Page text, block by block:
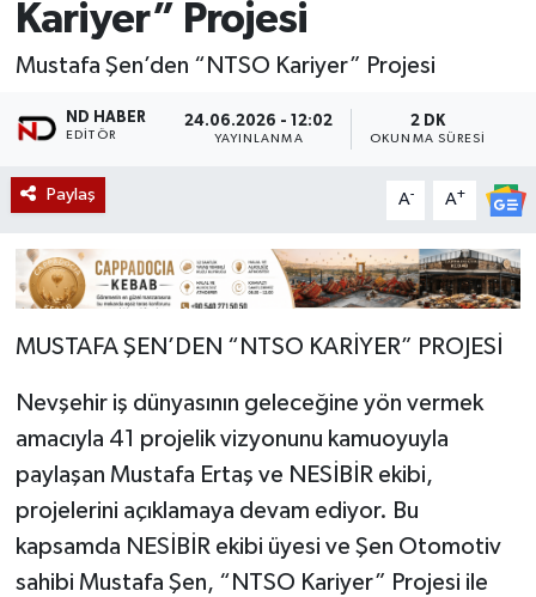
Kariyer” Projesi
Mustafa Şen’den “NTSO Kariyer” Projesi
ND HABER
EDITÖR
24.06.2026 - 12:02
YAYINLANMA
2 DK
OKUNMA SÜRESI
Paylaş A- A+
MUSTAFA ŞEN’DEN “NTSO KARİYER” PROJESİ
Nevşehir iş dünyasının geleceğine yön vermek
amacıyla 41 projelik vizyonunu kamuoyuyla
paylaşan Mustafa Ertaş ve NESİBİR ekibi,
projelerini açıklamaya devam ediyor. Bu
kapsamda NESİBİR ekibi üyesi ve Şen Otomotiv
sahibi Mustafa Şen, “NTSO Kariyer” Projesi ile